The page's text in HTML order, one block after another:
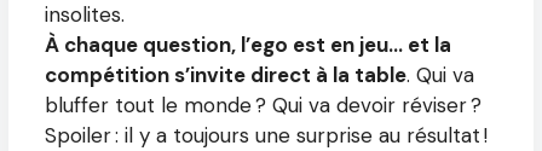
insolites.
À chaque question, l’ego est en jeu… et la
compétition s’invite direct à la table. Qui va
bluffer tout le monde ? Qui va devoir réviser ?
Spoiler : il y a toujours une surprise au résultat !